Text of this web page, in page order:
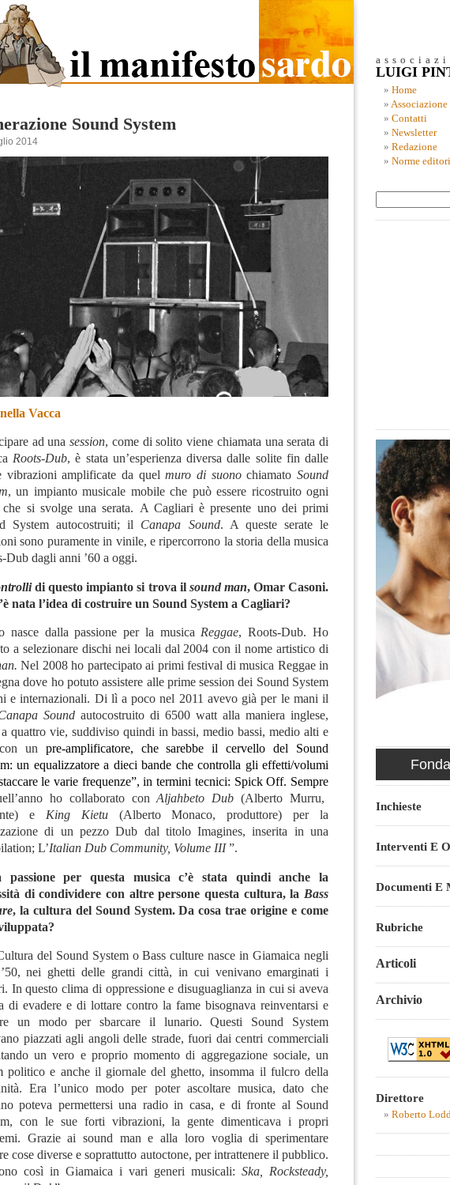
Sound System
2014
Vacca
ad unasession, come di solito viene chiamata una serata di
Roots-Dub, è stata un’esperienza diversa dalle solite fin dalle
vibrazioni amplificate da quelmuro di suonochiamatoSound
, un impianto musicale mobile che può essere ricostruito ogni
si svolge una serata. A Cagliari è presente uno dei primi
System autocostruiti; il Canapa Sound. A queste serate le
sono puramente in vinile, e ripercorrono la storia della musica
Dub dagli anni ’60 a oggi.
di questo impianto si trova il sound man, Omar Casoni.
nata l’idea di costruire un Sound System a Cagliari?
nasce dalla passione per la musica Reggae,Roots-Dub. Ho
a selezionare dischi nei locali dal 2004 con il nome artistico di
Nel 2008 ho partecipato ai primi festival di musica Reggae in
dove ho potuto assistere alle prime session dei Sound System
e internazionali. Di lì a poco nel 2011 avevo già per le mani il
Sound autocostruito di 6500 watt alla maniera inglese,
a quattro vie, suddiviso quindi in bassi, medio bassi, medio alti e
un pre-amplificatore, che sarebbe il cervello del Sound
un equalizzatore a dieci bande che controlla gli effetti/volumi
le varie frequenze”, in termini tecnici: Spick Off. Sempre
ho collaborato conAljahbeto Dub (Alberto Murru,
e King Kietu(Alberto Monaco, produttore) per la
di un pezzo Dub dal titolo Imagines, inserita in una
L’Italian Dub Community, Volume III”.
passione per questa musica c’è stata quindi anche la
di condividere con altre persone questa cultura, la Bass
, la cultura del Sound System. Da cosa trae origine e come
del Sound System o Bass culture nasce in Giamaica negli
nei ghetti delle grandi città, in cui venivano emarginati i
In questo clima di oppressione e disuguaglianza in cui si aveva
di evadere e di lottare contro la fame bisognava reinventarsi e
un modo per sbarcare il lunario. Questi Sound System
piazzati agli angoli delle strade, fuori dai centri commerciali
un vero e proprio momento di aggregazione sociale, un
politico e anche il giornale del ghetto, insomma il fulcro della
Era l’unico modo per poter ascoltare musica, dato che
poteva permettersi una radio in casa, e di fronte al Sound
con le sue forti vibrazioni, la gente dimenticava i propri
Grazie ai sound man e alla loro voglia di sperimentare
cose diverse e soprattutto autoctone, per intrattenere il pubblico.
così in Giamaica i vari generi musicali: Ska, Rocksteady,
LUIGI
Home
Associazione
Contatti
Newsletter
Redazione
Norme
Inchieste
Interventi E
Documenti E
Rubriche
Articoli
Archivio
Direttore
Roberto